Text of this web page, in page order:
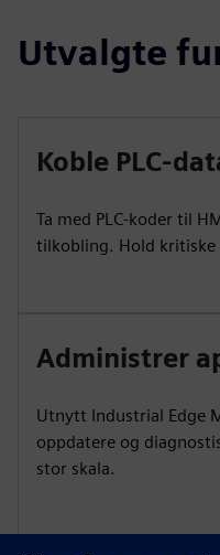
Utvalgte
Koble PLC-
Ta med PLC-koder til
tilkobling. Hold kritiske
Administrer
Utnytt Industrial Edge
oppdatere og
stor skala.